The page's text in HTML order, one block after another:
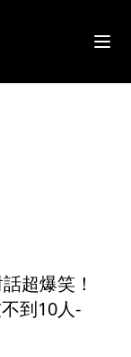
超爆笑！
到10人-